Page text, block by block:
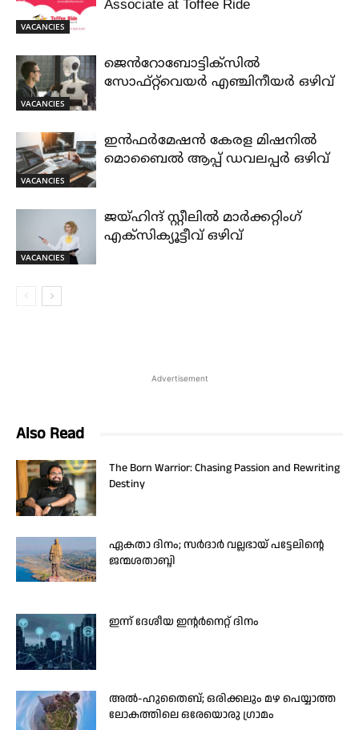
VACANCIES
Associate at Toffee Ride
VACANCIES
ജെൻറോബോട്ടിക്സിൽ
സോഫ്റ്റ്‌വെയർ എഞ്ചിനീയർ ഒഴിവ്
VACANCIES
ഇൻഫർമേഷൻ കേരള മിഷനിൽ
മൊബൈൽ ആപ്പ് ഡവലപ്പർ ഒഴിവ്
VACANCIES
ജയ്‌ഹിന്ദ്‌ സ്റ്റീലിൽ മാർക്കറ്റിംഗ്
എക്സിക്യൂട്ടീവ് ഒഴിവ്
Advertisement
Also Read
The Born Warrior: Chasing Passion and Rewriting
Destiny
ഏകതാ ദിനം; സർദാർ വല്ലഭായ് പട്ടേലിന്റെ
ജന്മശതാബ്ദി
ഇന്ന് ദേശീയ ഇന്റർനെറ്റ് ദിനം
അൽ-ഹുതൈബ്; ഒരിക്കലും മഴ പെയ്യാത്ത
ലോകത്തിലെ ഒരേയൊരു ഗ്രാമം